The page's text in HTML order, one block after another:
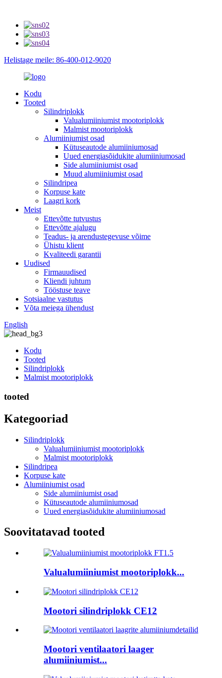
Helistage meile: 86-400-012-9020
Kodu
Tooted
Silindriplokk
Valualumiiniumist mootoriplokk
Malmist mootoriplokk
Alumiiniumist osad
Kütuseautode alumiiniumosad
Uued energiasõidukite alumiiniumosad
Side alumiiniumist osad
Muud alumiiniumist osad
Silindripea
Korpuse kate
Laagri kork
Meist
Ettevõtte tutvustus
Ettevõtte ajalugu
Teadus- ja arendustegevuse võime
Ühistu klient
Kvaliteedi garantii
Uudised
Firmauudised
Kliendi juhtum
Tööstuse teave
Sotsiaalne vastutus
Võta meiega ühendust
English
Kodu
Tooted
Silindriplokk
Malmist mootoriplokk
tooted
Kategooriad
Silindriplokk
Valualumiiniumist mootoriplokk
Malmist mootoriplokk
Silindripea
Korpuse kate
Alumiiniumist osad
Side alumiiniumist osad
Kütuseautode alumiiniumosad
Uued energiasõidukite alumiiniumosad
Soovitatavad tooted
Valualumiiniumist mootoriplokk...
Mootori silindriplokk CE12
Mootori ventilaatori laager
alumiiniumist...